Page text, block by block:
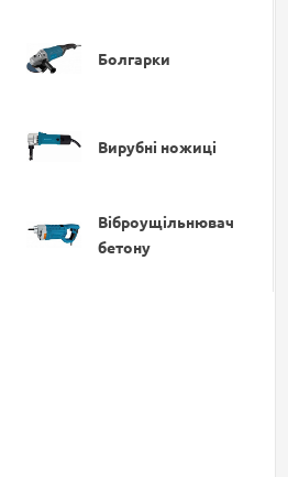
Болгарки
Вирубні ножиці
Віброущільнювач
бетону